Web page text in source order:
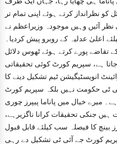
نظرانداز کرتے ہوئے اپنی تمام تر
نظر آئیں وہیں موجودہ وزیراعظم نے
اعلیٰ عدلیہ کے روبرو پیش کردیا۔
تقاضے پورے کرتے ہوئے ٹھوس دلائل
ہے، سپریم کورٹ کوئی تحقیقاتی
انویسٹیگیشن ٹیم تشکیل دینے کا
ٹی حکومت نہیں بلکہ سپریم کورٹ
ہے۔ میرے خیال میں پاناما پیپرز چوری
جنکی تحقیقات کرانا ناگزیرہے،
بینچ کا فیصلہ سب کیلئے قابل قبول
کورٹ جے آئی ٹی تشکیل دے رہی